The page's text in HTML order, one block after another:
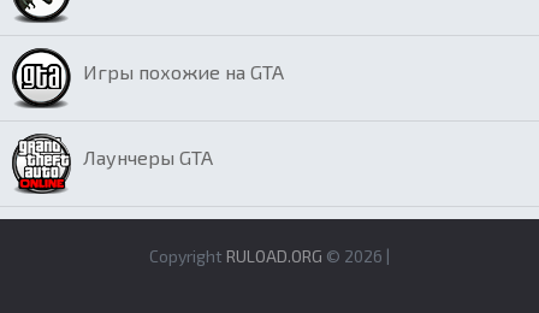
Игры похожие на GTA
Лаунчеры GTA
Copyright RULOAD.ORG © 2026 |